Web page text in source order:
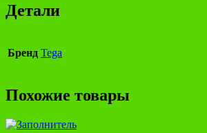
Детали
Бренд Tega
Похожие товары